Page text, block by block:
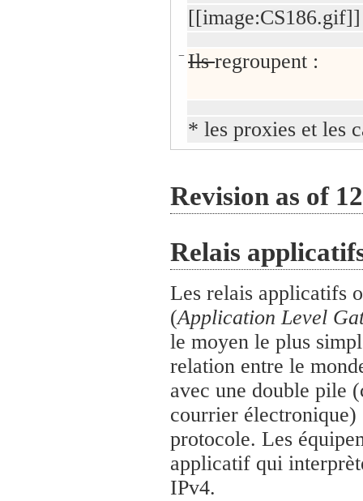
[[image:CS186.gif]]
− Ilsregroupent :
* les proxies et les
Revision as of
Relais
Les relais applicatifs
(Application Level
le moyen le plus
relation entre le
avec une double pile
courrier électronique)
protocole. Les
applicatif qui
IPv4.